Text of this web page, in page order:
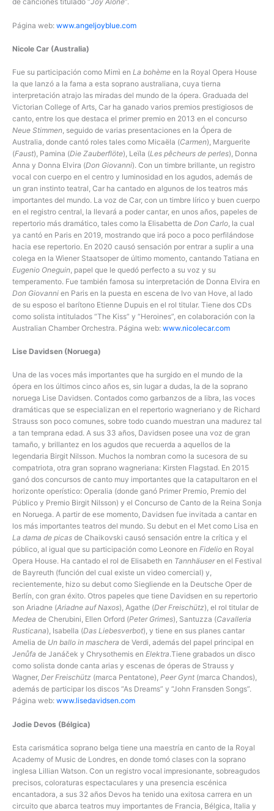
Página web: www.angeljoyblue.com
Nicole Car (Australia)
Fue su participación como Mimì en La bohème en la Royal Opera House
la que lanzó a la fama a esta soprano australiana, cuya tierna
interpretación atrajo las miradas del mundo de la ópera. Graduada del
Victorian College of Arts, Car ha ganado varios premios prestigiosos de
canto, entre los que destaca el primer premio en 2013 en el concurso
Neue Stimmen , seguido de varias presentaciones en la Ópera de
Australia, donde cantó roles tales como Micaëla (Carmen), Marguerite
(Faust), Pamina (Die Zauberflöte), Leïla (Les pêcheurs de perles), Donna
Anna y Donna Elvira (Don Giovanni). Con un timbre brillante, un registro
vocal con cuerpo en el centro y luminosidad en los agudos, además de
un gran instinto teatral, Car ha cantado en algunos de los teatros más
importantes del mundo. La voz de Car, con un timbre lírico y buen cuerpo
en el registro central, la llevará a poder cantar, en unos años, papeles de
repertorio más dramático, tales como la Elisabetta de Don Carlo , la cual
ya cantó en Paris en 2019, mostrando que irá poco a poco perfilándose
hacia ese repertorio. En 2020 causó sensación por entrar a suplir a una
colega en la Wiener Staatsoper de último momento, cantando Tatiana en
Eugenio Oneguin , papel que le quedó perfecto a su voz y su
temperamento. Fue también famosa su interpretación de Donna Elvira en
Don Giovanni en Paris en la puesta en escena de Ivo van Hove, al lado
de su esposo el barítono Etienne Dupuis en el rol titular. Tiene dos CDs
como solista intitulados “The Kiss” y “Heroines”, en colaboración con la
Australian Chamber Orchestra. Página web: www.nicolecar.com
Lise Davidsen (Noruega)
Una de las voces más importantes que ha surgido en el mundo de la
ópera en los últimos cinco años es, sin lugar a dudas, la de la soprano
noruega Lise Davidsen. Contados como garbanzos de a libra, las voces
dramáticas que se especializan en el repertorio wagneriano y de Richard
Strauss son poco comunes, sobre todo cuando muestran una madurez tal
a tan temprana edad. A sus 33 años, Davidsen posee una voz de gran
tamaño, y brillantez en los agudos que recuerda a aquellos de la
legendaria Birgit Nilsson. Muchos la nombran como la sucesora de su
compatriota, otra gran soprano wagneriana: Kirsten Flagstad. En 2015
ganó dos concursos de canto muy importantes que la catapultaron en el
horizonte operístico: Operalia (donde ganó Primer Premio, Premio del
Público y Premio Birgit Nilsson) y el Concurso de Canto de la Reina Sonja
en Noruega. A partir de ese momento, Davidsen fue invitada a cantar en
los más importantes teatros del mundo. Su debut en el Met como Lisa en
La dama de picas de Chaikovski causó sensación entre la crítica y el
público, al igual que su participación como Leonore en Fidelio en Royal
Opera House. Ha cantado el rol de Elisabeth en Tannhäuseren el Festival
de Bayreuth (función del cual existe un video comercial) y,
recientemente, hizo su debut como Siegliende en la Deutsche Oper de
Berlín, con gran éxito. Otros papeles que tiene Davidsen en su repertorio
son Ariadne (Ariadne auf Naxos), Agathe (Der Freischütz), el rol titular de
Medea de Cherubini, Ellen Orford (Peter Grimes), Santuzza (Cavalleria
Rusticana), Isabella (Das Liebesverbot), y tiene en sus planes cantar
Amelia de Un ballo in maschera de Verdi, además del papel principal en
Jenůfa de Janáček y Chrysothemis en Elektra.Tiene grabados un disco
como solista donde canta arias y escenas de óperas de Strauss y
Wagner, Der Freischütz (marca Pentatone), Peer Gynt (marca Chandos),
además de participar los discos “As Dreams” y “John Fransden Songs”.
Página web: www.lisedavidsen.com
Jodie Devos (Bélgica)
Esta carismática soprano belga tiene una maestría en canto de la Royal
Academy of Music de Londres, en donde tomó clases con la soprano
inglesa Lillian Watson. Con un registro vocal impresionante, sobreagudos
precisos, coloraturas espectaculares y una presencia escénica
encantadora, a sus 32 años Devos ha tenido una exitosa carrera en un
circuito que abarca teatros muy importantes de Francia, Bélgica, Italia y